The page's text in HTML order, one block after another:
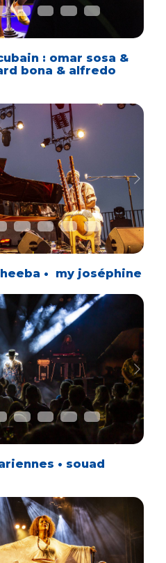
: omar sosa &
bona & alfredo
Next
• my joséphine
Next
• souad